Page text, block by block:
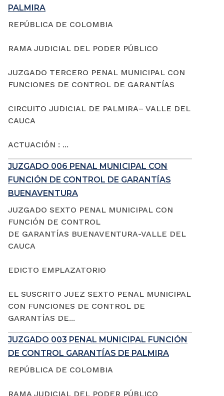
PALMIRA
REPÚBLICA DE COLOMBIA
RAMA JUDICIAL DEL PODER PÚBLICO
JUZGADO TERCERO PENAL MUNICIPAL CON
FUNCIONES DE CONTROL DE GARANTÍAS
CIRCUITO JUDICIAL DE PALMIRA– VALLE DEL
CAUCA
ACTUACIÓN : ...
JUZGADO 006 PENAL MUNICIPAL CON
FUNCIÓN DE CONTROL DE GARANTÍAS
BUENAVENTURA
JUZGADO SEXTO PENAL MUNICIPAL CON
FUNCIÓN DE CONTROL
DE GARANTÍAS BUENAVENTURA-VALLE DEL
CAUCA
EDICTO EMPLAZATORIO
EL SUSCRITO JUEZ SEXTO PENAL MUNICIPAL
CON FUNCIONES DE CONTROL DE
GARANTÍAS DE...
JUZGADO 003 PENAL MUNICIPAL FUNCIÓN
DE CONTROL GARANTÍAS DE PALMIRA
REPÚBLICA DE COLOMBIA
RAMA JUDICIAL DEL PODER PÚBLICO